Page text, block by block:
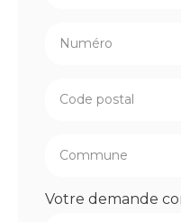
Votre demande